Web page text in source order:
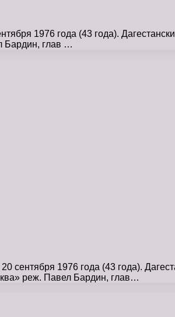
1976 года (43 года).
Барди­н, глав …
сентября 1976 года (43 года).
реж. Павел Барди­н, глав…